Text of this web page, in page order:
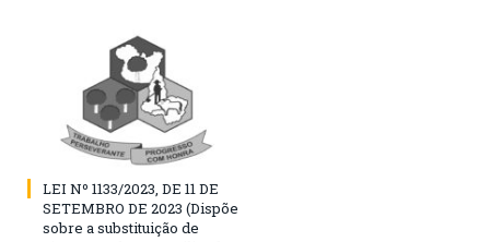
LEI Nº 1133/2023, DE 11 DE
SETEMBRO DE 2023 (Dispõe
sobre a substituição de